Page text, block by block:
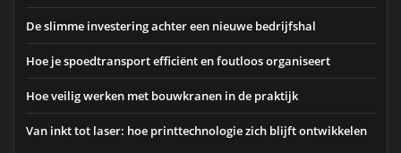
De slimme investering achter een nieuwe bedrijfshal
Hoe je spoedtransport efficiënt en foutloos organiseert
Hoe veilig werken met bouwkranen in de praktijk
Van inkt tot laser: hoe printtechnologie zich blijft ontwikkelen